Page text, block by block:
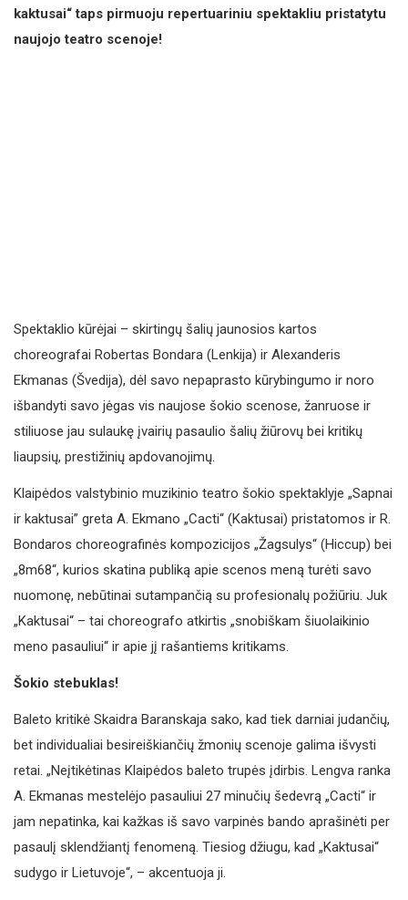
kaktusai“ taps pirmuoju repertuariniu spektakliu pristatytu
naujojo teatro scenoje!
Spektaklio kūrėjai – skirtingų šalių jaunosios kartos
choreografai Robertas Bondara (Lenkija) ir Alexanderis
Ekmanas (Švedija), dėl savo nepaprasto kūrybingumo ir noro
išbandyti savo jėgas vis naujose šokio scenose, žanruose ir
stiliuose jau sulaukę įvairių pasaulio šalių žiūrovų bei kritikų
liaupsių, prestižinių apdovanojimų.
Klaipėdos valstybinio muzikinio teatro šokio spektaklyje „Sapnai
ir kaktusai” greta A. Ekmano „Cacti“ (Kaktusai) pristatomos ir R.
Bondaros choreografinės kompozicijos „Žagsulys“ (Hiccup) bei
„8m68“, kurios skatina publiką apie scenos meną turėti savo
nuomonę, nebūtinai sutampančią su profesionalų požiūriu. Juk
„Kaktusai“ – tai choreografo atkirtis „snobiškam šiuolaikinio
meno pasauliui“ ir apie jį rašantiems kritikams.
Šokio stebuklas!
Baleto kritikė Skaidra Baranskaja sako, kad tiek darniai judančių,
bet individualiai besireiškiančių žmonių scenoje galima išvysti
retai. „Neįtikėtinas Klaipėdos baleto trupės įdirbis. Lengva ranka
A. Ekmanas mestelėjo pasauliui 27 minučių šedevrą „Cacti“ ir
jam nepatinka, kai kažkas iš savo varpinės bando aprašinėti per
pasaulį sklendžiantį fenomeną. Tiesiog džiugu, kad „Kaktusai“
sudygo ir Lietuvoje“, – akcentuoja ji.